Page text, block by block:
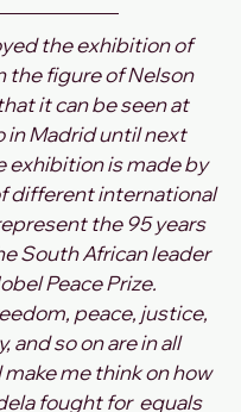
the exhibition of
the figure of Nelson
it can be seen at
in Madrid until next
exhibition is made by
different international
the 95 years
South African leader
Peace Prize.
peace, justice,
and so on are in all
me think on how
fought for  equals